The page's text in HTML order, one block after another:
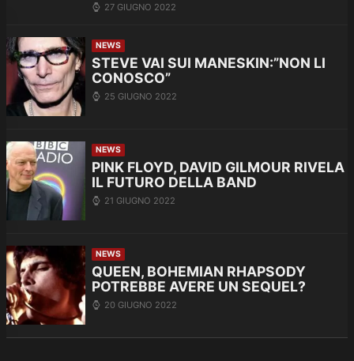
27 GIUGNO 2022
NEWS
STEVE VAI SUI MANESKIN:”NON LI
CONOSCO”
25 GIUGNO 2022
NEWS
PINK FLOYD, DAVID GILMOUR RIVELA
IL FUTURO DELLA BAND
21 GIUGNO 2022
NEWS
QUEEN, BOHEMIAN RHAPSODY
POTREBBE AVERE UN SEQUEL?
20 GIUGNO 2022